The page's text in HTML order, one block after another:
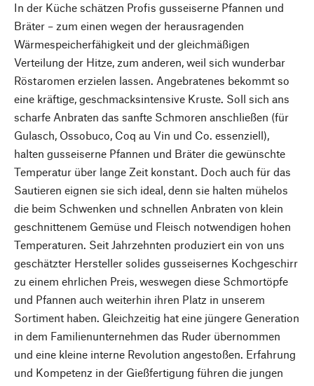
In der Küche schätzen Profis gusseiserne Pfannen und
Bräter – zum einen wegen der herausragenden
Wärmespeicherfähigkeit und der gleichmäßigen
Verteilung der Hitze, zum anderen, weil sich wunderbar
Röstaromen erzielen lassen. Angebratenes bekommt so
eine kräftige, geschmacksintensive Kruste. Soll sich ans
scharfe Anbraten das sanfte Schmoren anschließen (für
Gulasch, Ossobuco, Coq au Vin und Co. essenziell),
halten gusseiserne Pfannen und Bräter die gewünschte
Temperatur über lange Zeit konstant. Doch auch für das
Sautieren eignen sie sich ideal, denn sie halten mühelos
die beim Schwenken und schnellen Anbraten von klein
geschnittenem Gemüse und Fleisch notwendigen hohen
Temperaturen. Seit Jahrzehnten produziert ein von uns
geschätzter Hersteller solides gusseisernes Kochgeschirr
zu einem ehrlichen Preis, weswegen diese Schmortöpfe
und Pfannen auch weiterhin ihren Platz in unserem
Sortiment haben. Gleichzeitig hat eine jüngere Generation
in dem Familienunternehmen das Ruder übernommen
und eine kleine interne Revolution angestoßen. Erfahrung
und Kompetenz in der Gießfertigung führen die jungen